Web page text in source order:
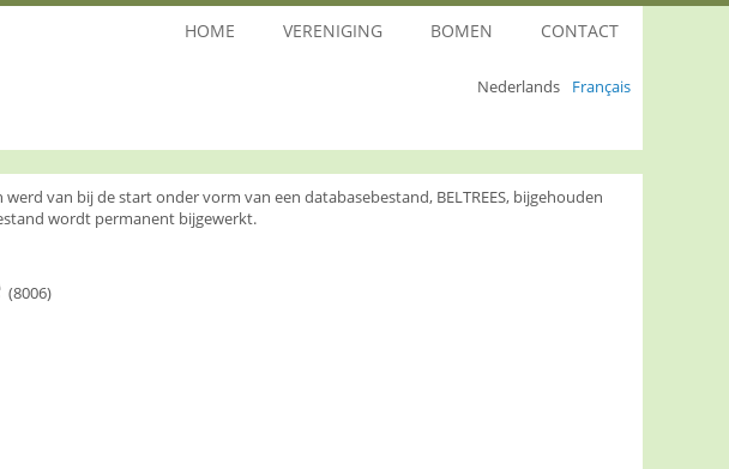
Nederlands Français
HOME VERENIGING BOMEN CONTACT
van bij de start onder vorm van een databasebestand, BELTREES, bijgehouden
wordt permanent bijgewerkt.
(8006)